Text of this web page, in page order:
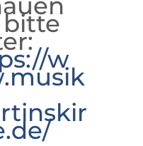
bitte
w